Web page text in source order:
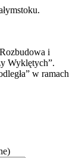
i
Wyklętych”.
w ramach